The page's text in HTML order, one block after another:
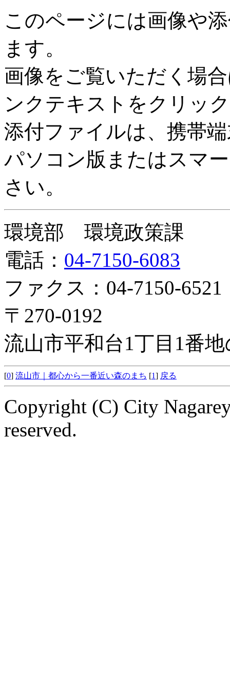
このページには画像や
ます。
画像をご覧いただく場
ンクテキストをクリッ
添付ファイルは、携帯
パソコン版またはスマ
さい。
環境部 環境政策課
電話： 04-7150-6083
ファクス：04-7150-6521
〒270-0192
流山市平和台1丁目1番
[0] 流山市｜都心から一番近い森のまち [1] 戻る
Copyright (C) City
reserved.